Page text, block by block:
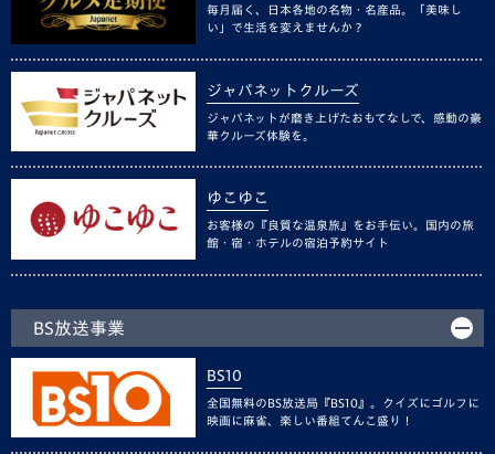
毎月届く、日本各地の名物・名産品。「美味し
い」で生活を変えませんか？
ジャパネットクルーズ
ジャパネットが磨き上げたおもてなしで、感動の豪
華クルーズ体験を。
ゆこゆこ
お客様の『良質な温泉旅』をお手伝い。国内の旅
館・宿・ホテルの宿泊予約サイト
BS放送事業
BS10
全国無料のBS放送局『BS10』。クイズにゴルフに
映画に麻雀、楽しい番組てんこ盛り！